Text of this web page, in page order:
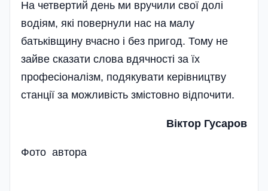
На четвертий день ми вручили свої долі
водіям, які повернули нас на малу
батьківщину вчасно і без пригод. Тому не
зайве сказати слова вдячності за їх
професіоналізм, подякувати керівництву
станції за можливість змістовно відпочити.
Віктор Гусаров
Фото автора